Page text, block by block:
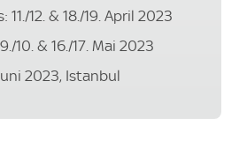
12. & 18./19. April 2023
10. & 16./17. Mai 2023
2023, Istanbul